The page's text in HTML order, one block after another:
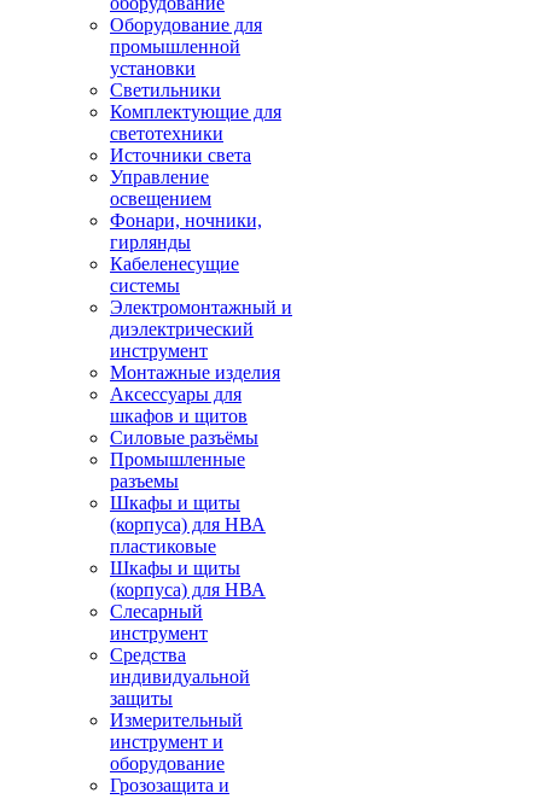
Оборудование для
промышленной
установки
Светильники
Комплектующие для
светотехники
Источники света
Управление
освещением
Фонари, ночники,
гирлянды
Кабеленесущие
системы
Электромонтажный и
диэлектрический
инструмент
Монтажные изделия
Аксессуары для
шкафов и щитов
Силовые разъёмы
Промышленные
разъемы
Шкафы и щиты
(корпуса) для НВА
пластиковые
Шкафы и щиты
(корпуса) для НВА
Слесарный
инструмент
Средства
индивидуальной
защиты
Измерительный
инструмент и
оборудование
Грозозащита и